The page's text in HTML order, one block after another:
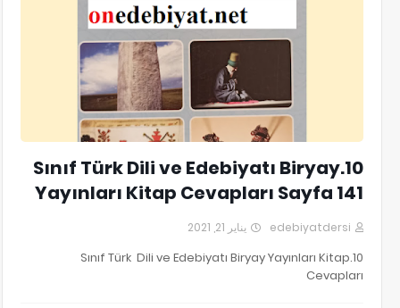
10.Sınıf Türk Dili ve Edebiyatı Biryay
Yayınları Kitap Cevapları Sayfa 141
edebiyatdersi يناير 21, 2021
10.Sınıf Türk Dili ve Edebiyatı Biryay Yayınları Kitap
Cevapları